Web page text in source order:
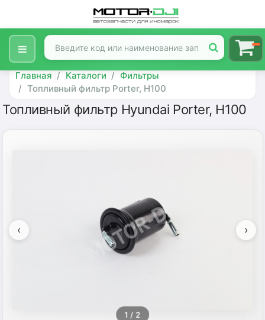
Главная Каталоги
Фильтры
Топливный фильтр Porter, H100
Топливный фильтр Hyundai Porter, H100
1 / 2
‹ ›